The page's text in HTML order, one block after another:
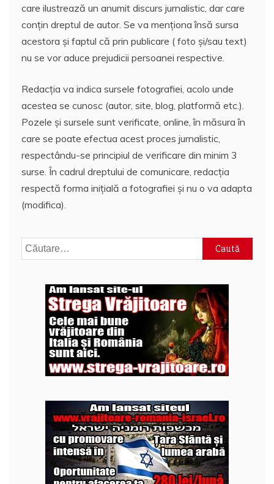
care ilustrează un anumit discurs jurnalistic, dar care
conțin dreptul de autor. Se va menționa însă sursa
acestora și faptul că prin publicare ( foto și/sau text)
nu se vor aduce prejudicii persoanei respective.
Redacția va indica sursele fotografiei, acolo unde
acestea se cunosc (autor, site, blog, platformă etc.).
Pozele și sursele sunt verificate, online, în măsura în
care se poate efectua acest proces jurnalistic,
respectându-se principiul de verificare din minim 3
surse. În cadrul dreptului de comunicare, redacția
respectă forma inițială a fotografiei și nu o va adapta
(modifica).
Caută
după: